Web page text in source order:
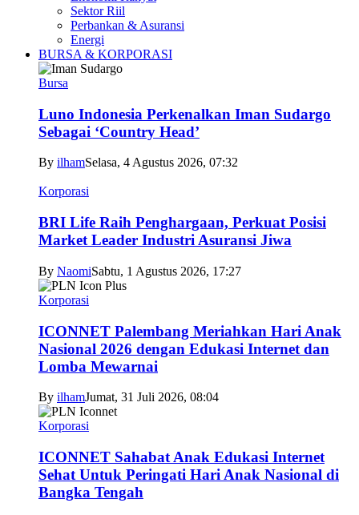
Sektor Riil
Perbankan & Asuransi
Energi
BURSA & KORPORASI
Bursa
Luno Indonesia Perkenalkan Iman Sudargo
Sebagai ‘Country Head’
By ilhamSelasa, 4 Agustus 2026, 07:32
Korporasi
BRI Life Raih Penghargaan, Perkuat Posisi
Market Leader Industri Asuransi Jiwa
By NaomiSabtu, 1 Agustus 2026, 17:27
Korporasi
ICONNET Palembang Meriahkan Hari Anak
Nasional 2026 dengan Edukasi Internet dan
Lomba Mewarnai
By ilhamJumat, 31 Juli 2026, 08:04
Korporasi
ICONNET Sahabat Anak Edukasi Internet
Sehat Untuk Peringati Hari Anak Nasional di
Bangka Tengah